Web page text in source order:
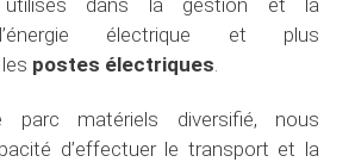
utilisés dans la gestion et la
électrique et plus
postes électriques.
parc matériels diversifié, nous
d’effectuer le transport et la